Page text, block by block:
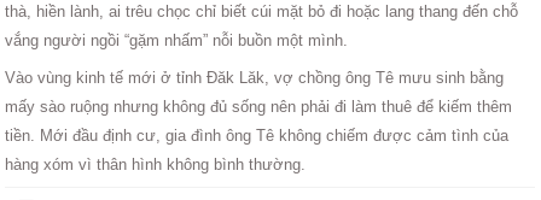
thà, hiền lành, ai trêu chọc chỉ biết cúi mặt bỏ đi hoặc lang thang đến chỗ
vắng người ngồi “gặm nhấm” nỗi buồn một mình.
Vào vùng kinh tế mới ở tỉnh Đăk Lăk, vợ chồng ông Tê mưu sinh bằng
mấy sào ruộng nhưng không đủ sống nên phải đi làm thuê để kiếm thêm
tiền. Mới đầu định cư, gia đình ông Tê không chiếm được cảm tình của
hàng xóm vì thân hình không bình thường.